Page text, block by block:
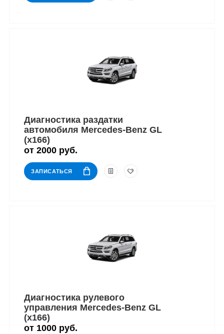
Диагностика раздатки
автомобиля Mercedes-Benz GL
(x166)
от 2000 руб.
ЗАПИСАТЬСЯ
Диагностика рулевого
управления Mercedes-Benz GL
(x166)
от 1000 руб.